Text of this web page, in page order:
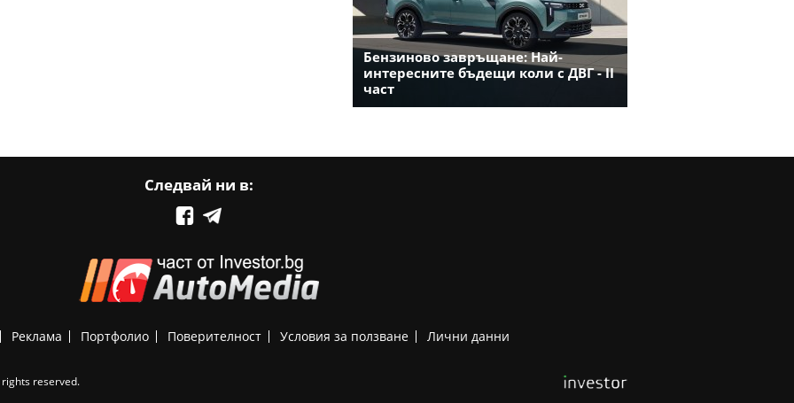
Бензиново завръщане: Най-
интересните бъдещи коли с ДВГ - II
част
Следвай ни в:
Реклама Портфолио Поверителност Условия за ползване Лични данни
reserved.